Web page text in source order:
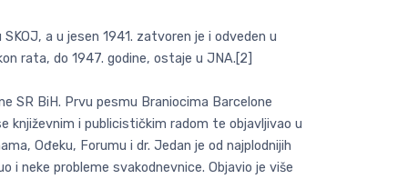
a u jesen 1941. zatvoren je i odveden u
rata, do 1947. godine, ostaje u JNA.[2]
SR BiH. Prvu pesmu Braniocima Barcelone
književnim i publicističkim radom te objavljivao u
Ođeku, Forumu i dr. Jedan je od najplodnijih
i neke probleme svakodnevnice. Objavio je više